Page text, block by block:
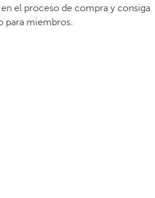
el proceso de compra y consiga
para miembros.